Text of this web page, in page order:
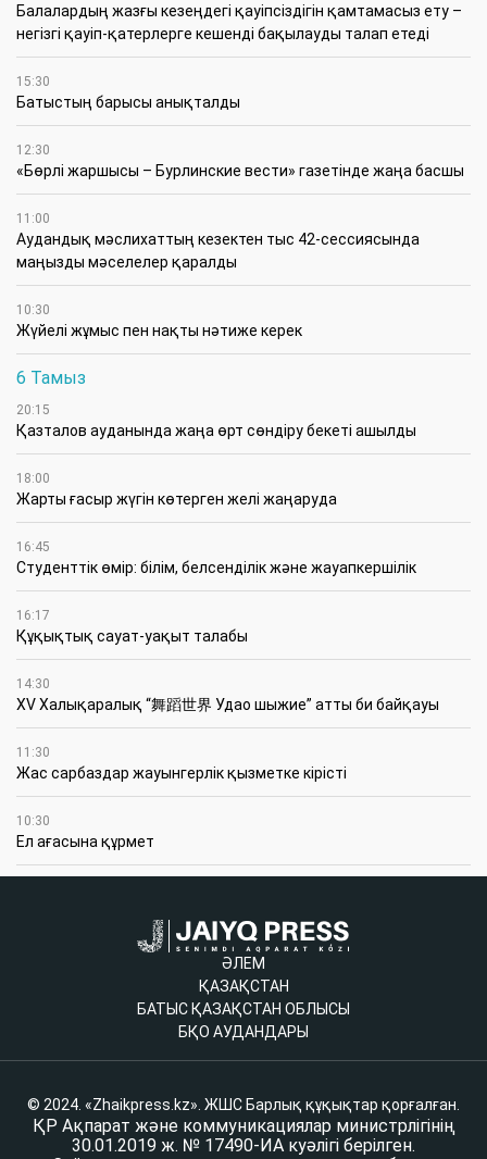
Балалардың жазғы кезеңдегі қауіпсіздігін қамтамасыз ету –
негізгі қауіп-қатерлерге кешенді бақылауды талап етеді
15:30
Батыстың барысы анықталды
12:30
«Бөрлі жаршысы – Бурлинские вести» газетінде жаңа басшы
11:00
Аудандық мәслихаттың кезектен тыс 42-сессиясында
маңызды мәселелер қаралды
10:30
Жүйелі жұмыс пен нақты нәтиже керек
6 Тамыз
20:15
Қазталов ауданында жаңа өрт сөндіру бекеті ашылды
18:00
Жарты ғасыр жүгін көтерген желі жаңаруда
16:45
Студенттік өмір: білім, белсенділік және жауапкершілік
16:17
Құқықтық сауат-уақыт талабы
14:30
XV Халықаралық “舞蹈世界 Удао шыжие” атты би байқауы
11:30
Жас сарбаздар жауынгерлік қызметке кірісті
10:30
Ел ағасына құрмет
ӘЛЕМ
ҚАЗАҚСТАН
БАТЫС ҚАЗАҚСТАН ОБЛЫСЫ
БҚО АУДАНДАРЫ
© 2024. «Zhaikpress.kz». ЖШС Барлық құқықтар қорғалған.
ҚР Ақпарат және коммуникациялар министрлігінің
30.01.2019 ж. № 17490-ИА куәлігі берілген.